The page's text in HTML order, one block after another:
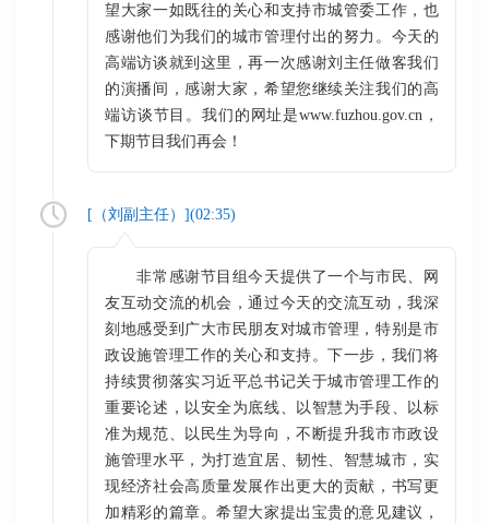
望大家一如既往的关心和支持市城管委工作，也
感谢他们为我们的城市管理付出的努力。今天的
高端访谈就到这里，再一次感谢刘主任做客我们
的演播间，感谢大家，希望您继续关注我们的高
端访谈节目。我们的网址是www.fuzhou.gov.cn，
下期节目我们再会！
[（刘副主任）](02:35)
非常感谢节目组今天提供了一个与市民、网
友互动交流的机会，通过今天的交流互动，我深
刻地感受到广大市民朋友对城市管理，特别是市
政设施管理工作的关心和支持。下一步，我们将
持续贯彻落实习近平总书记关于城市管理工作的
重要论述，以安全为底线、以智慧为手段、以标
准为规范、以民生为导向，不断提升我市市政设
施管理水平，为打造宜居、韧性、智慧城市，实
现经济社会高质量发展作出更大的贡献，书写更
加精彩的篇章。希望大家提出宝贵的意见建议，